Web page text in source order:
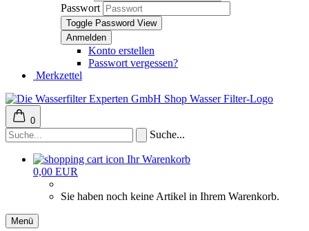
Passwort
Toggle Password View
Konto erstellen
Passwort vergessen?
Merkzettel
0
Suche...
Ihr Warenkorb
0,00 EUR
Sie haben noch keine Artikel in Ihrem Warenkorb.
Menü